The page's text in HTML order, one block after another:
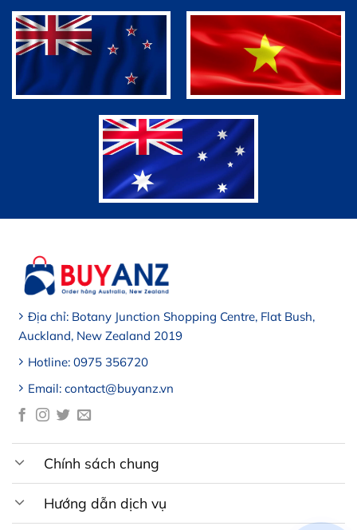
Địa chỉ: Botany Junction Shopping Centre, Flat Bush,
Auckland, New Zealand 2019
Hotline: 0975 356720
Email: contact@buyanz.vn
Chính sách chung
Hướng dẫn dịch vụ